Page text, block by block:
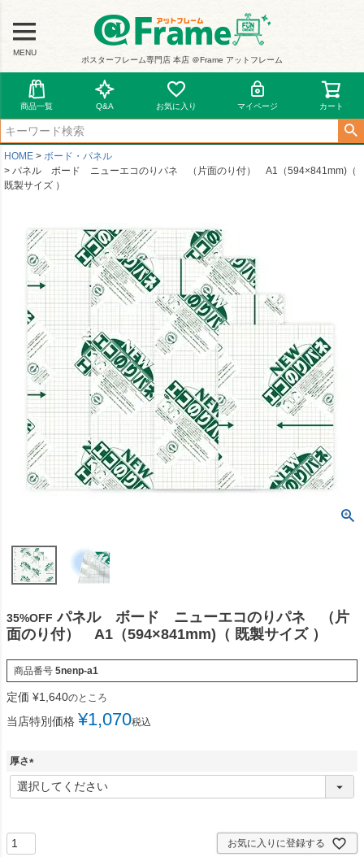
MENU
ポスターフレーム専門店 本店 ＠Frame アットフレーム
商品一覧 Q&A お気に入り マイページ カート
HOME
ボード・パネル
パネル ボード ニューエコのりパネ （片面のり付） A1（594×841mm)（
既製サイズ ）
35%OFF パネル ボード ニューエコのりパネ （片
面のり付） A1（594×841mm)（ 既製サイズ ）
商品番号 5nenp-a1
定価 ¥1,640のところ
当店特別価格 ¥1,070税込
厚さ
(
必
お気に入りに登録する